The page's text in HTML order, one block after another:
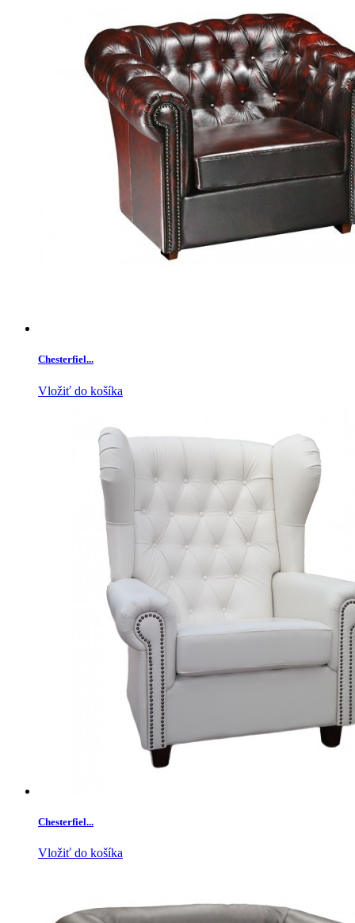
Chesterfiel...
Vložiť do košíka
Chesterfiel...
Vložiť do košíka